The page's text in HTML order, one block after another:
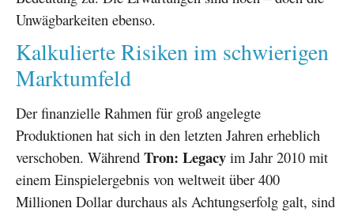
Unwägbarkeiten ebenso.
Kalkulierte Risiken im schwierigen
Marktumfeld
Der finanzielle Rahmen für groß angelegte
Produktionen hat sich in den letzten Jahren erheblich
verschoben. Während Tron: Legacy im Jahr 2010 mit
einem Einspielergebnis von weltweit über 400
Millionen Dollar durchaus als Achtungserfolg galt, sind